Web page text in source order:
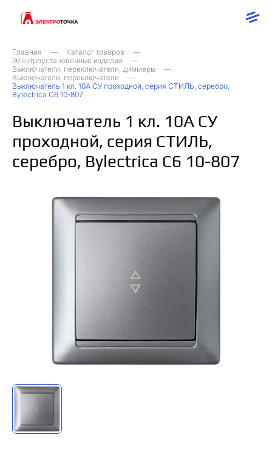
Главная
Каталог товаров
Электроустановочные изделия
Выключатели, переключатели, диммеры
Выключатели, переключатели
Выключатель 1 кл. 10А СУ проходной, серия СТИЛЬ, серебро,
Bylectrica С6 10-807
Выключатель 1 кл. 10А СУ
проходной, серия СТИЛЬ,
серебро, Bylectrica С6 10-807